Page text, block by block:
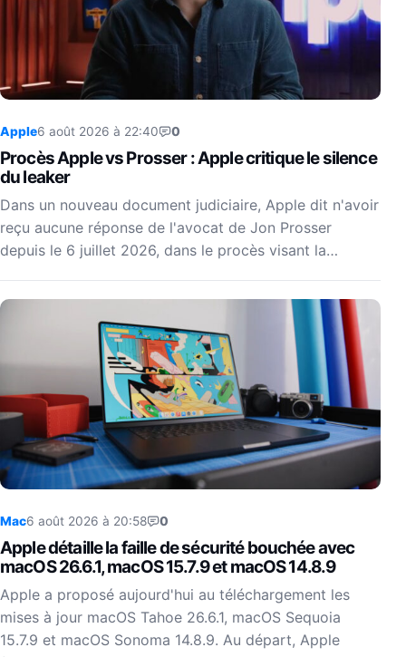
Apple6 août 2026 à 22:40 0
Procès Apple vs Prosser : Apple critique le silence
du leaker
Dans un nouveau document judiciaire, Apple dit n'avoir
reçu aucune réponse de l'avocat de Jon Prosser
depuis le 6 juillet 2026, dans le procès visant la…
Mac6 août 2026 à 20:58 0
Apple détaille la faille de sécurité bouchée avec
macOS 26.6.1, macOS 15.7.9 et macOS 14.8.9
Apple a proposé aujourd'hui au téléchargement les
mises à jour macOS Tahoe 26.6.1, macOS Sequoia
15.7.9 et macOS Sonoma 14.8.9. Au départ, Apple